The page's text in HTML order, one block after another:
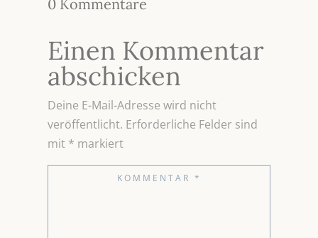
0 Kommentare
Einen Kommentar
abschicken
Deine E-Mail-Adresse wird nicht
veröffentlicht. Erforderliche Felder sind
mit * markiert